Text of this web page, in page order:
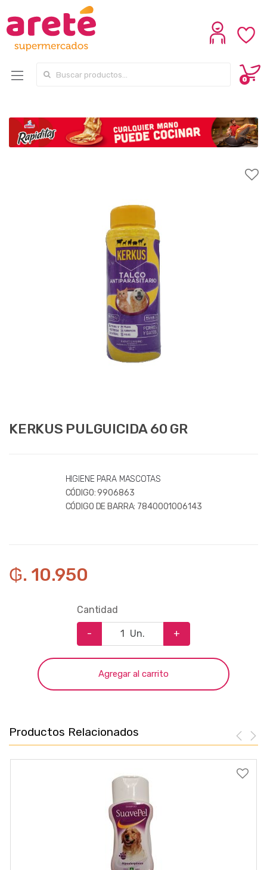
Search for:
0
KERKUS PULGUICIDA 60 GR
HIGIENE PARA MASCOTAS
CÓDIGO:9906863
CÓDIGO DE BARRA: 7840001006143
₲. 10.950
Cantidad
- Un. +
Agregar al carrito
Productos Relacionados